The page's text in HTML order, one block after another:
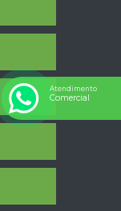
Atendimento
Comercial